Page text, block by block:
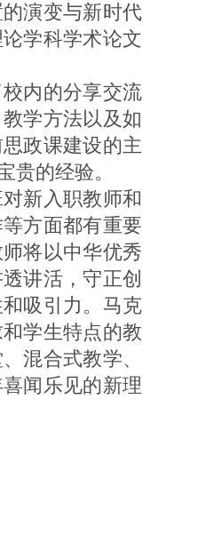
演变与新时代
学科学术论文
内的分享交流
学方法以及如
政课建设的主
贵的经验。
新入职教师和
方面都有重要
将以中华优秀
讲活，守正创
吸引力。马克
学生特点的教
混合式教学、
闻乐见的新理